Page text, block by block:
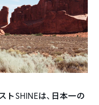
SHINEは、日本一の